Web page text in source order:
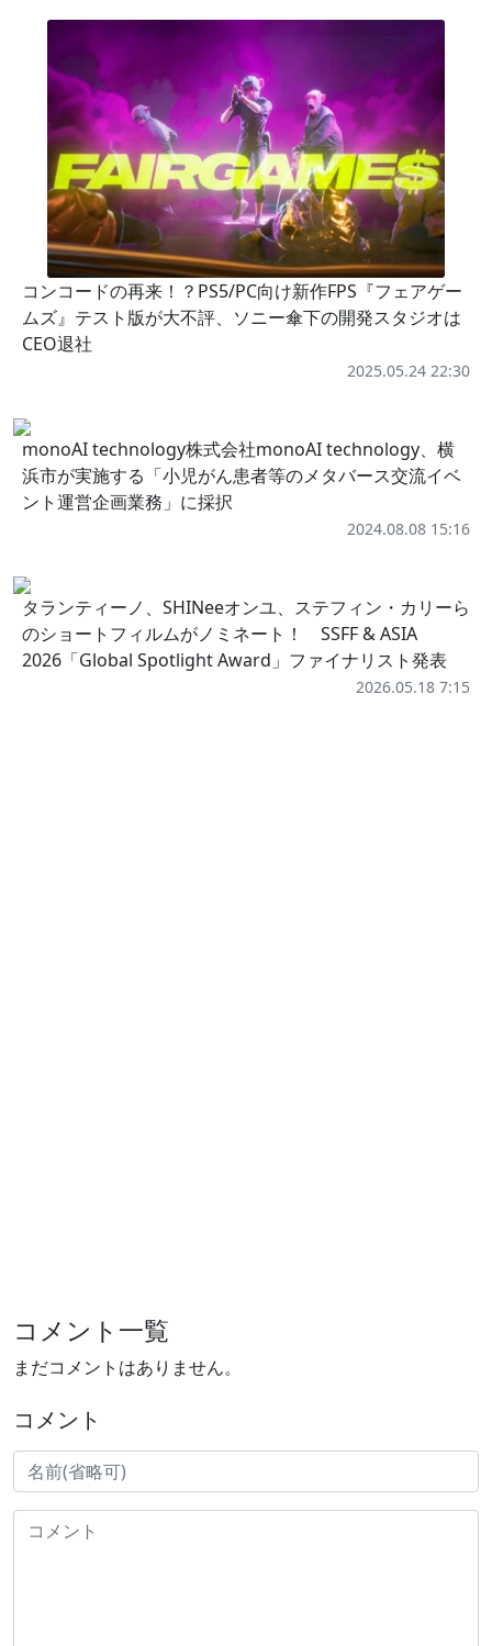
コンコードの再来！？PS5/PC向け新作FPS『フェアゲー
ムズ』テスト版が大不評、ソニー傘下の開発スタジオは
CEO退社
2025.05.24 22:30
monoAI technology株式会社monoAI technology、横
浜市が実施する「小児がん患者等のメタバース交流イベ
ント運営企画業務」に採択
2024.08.08 15:16
タランティーノ、SHINeeオンユ、ステフィン・カリーら
のショートフィルムがノミネート！ SSFF & ASIA
2026「Global Spotlight Award」ファイナリスト発表
2026.05.18 7:15
コメント一覧
まだコメントはありません。
コメント